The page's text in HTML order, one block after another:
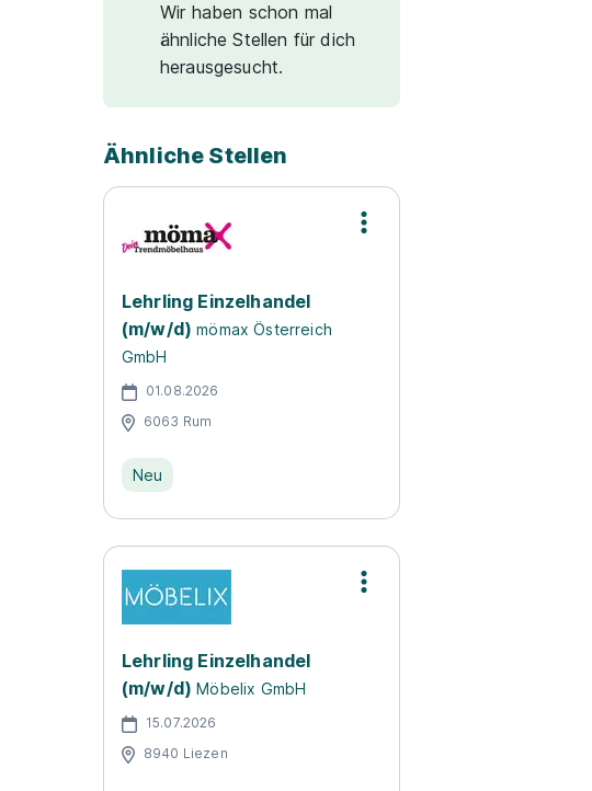
Wir haben schon mal
ähnliche Stellen für dich
herausgesucht.
Ähnliche Stellen
Lehrling Einzelhandel
(m/w/d) mömax Österreich
GmbH
01.08.2026
6063 Rum
Neu
Lehrling Einzelhandel
(m/w/d) Möbelix GmbH
15.07.2026
8940 Liezen